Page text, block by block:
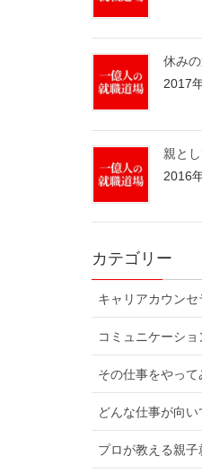
休み
2017
親と
2016
カテゴリー
キャリアカウン
コミュニケーショ
その仕事をやって
どんな仕事が向い
プロが教える親